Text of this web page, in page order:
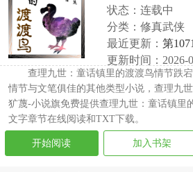
状态：连载中
分类：修真武侠
最近更新： 第
更新时间：2026-
查理九世：童话镇里的渡渡鸟情节跌
情节与文笔俱佳的其他类型小说，查理九
犷蔑-小说旗免费提供查理九世：童话镇里
文字章节在线阅读和TXT下载。
开始阅读 加入书架